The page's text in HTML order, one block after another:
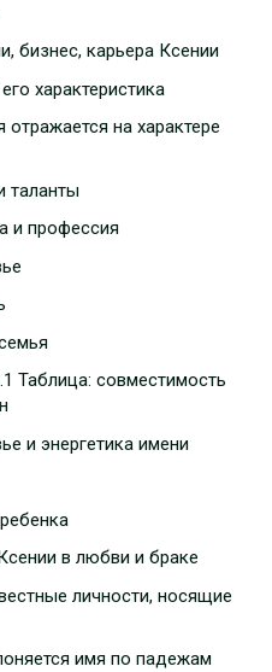
бизнес, карьера Ксении
характеристика
отражается на характере
таланты
и профессия
Таблица: совместимость
и энергетика имени
в любви и браке
личности, носящие
имя по падежам